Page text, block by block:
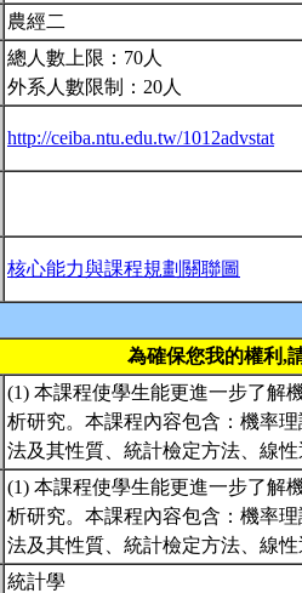
農經二
總人數上限：70人
外系人數限制：20人
http://ceiba.ntu.edu.tw/1012advstat
核心能力與課程規劃關聯圖
為確保您我的權利,
(1) 本課程使學生能更進一步了解
析研究。本課程內容包含：機率
法及其性質、統計檢定方法、線
(1) 本課程使學生能更進一步了解
析研究。本課程內容包含：機率
法及其性質、統計檢定方法、線
統計學